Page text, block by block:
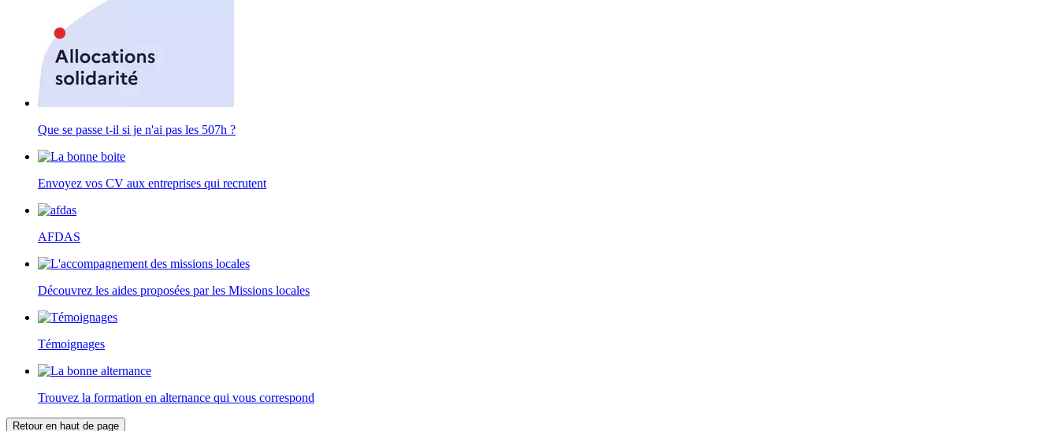
Que se passe t-il si je n'ai pas les 507h ?
Envoyez vos CV aux entreprises qui recrutent
AFDAS
Découvrez les aides proposées par les Missions locales
Témoignages
Trouvez la formation en alternance qui vous correspond
Retour en haut de page